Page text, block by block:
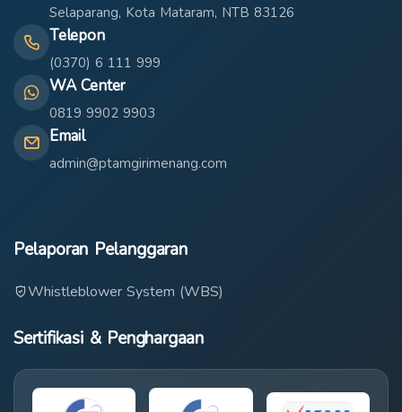
Selaparang, Kota Mataram, NTB 83126
Telepon
(0370) 6 111 999
WA Center
0819 9902 9903
Email
admin@ptamgirimenang.com
Pelaporan Pelanggaran
Whistleblower System (WBS)
Sertifikasi & Penghargaan